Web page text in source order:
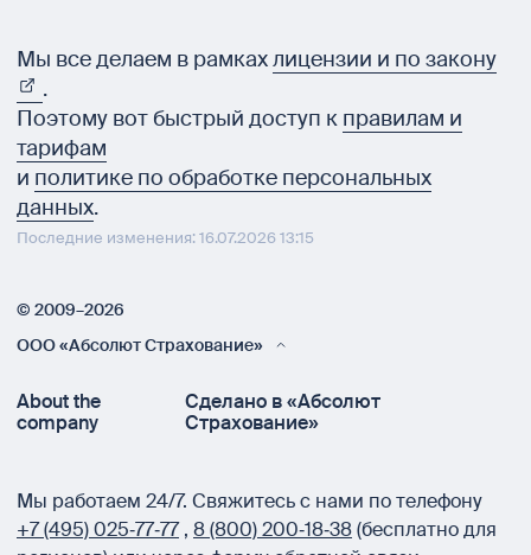
Мы все делаем в рамкахлицензии и по закону
.
Поэтому вот быстрый доступ к правилам и
тарифам
и политике по обработке персональных
данных.
Последние изменения: 16.07.2026 13:15
© 2009–2026
ООО «Абсолют Страхование»
About the
company
Сделано в «Абсолют
Страхование»
Мы работаем 24/7. Свяжитесь с нами по телефону
+7 (495) 025‑77‑77 , 8 (800) 200‑18‑38(бесплатно для